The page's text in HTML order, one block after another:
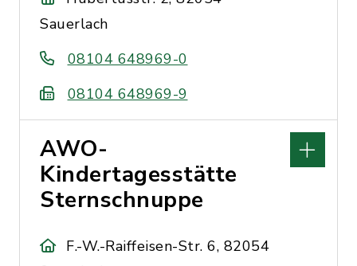
Sauerlach
08104 648969-0
08104 648969-9
AWO-
Kindertagesstätte
Sternschnuppe
F.-W.-Raiffeisen-Str. 6, 82054